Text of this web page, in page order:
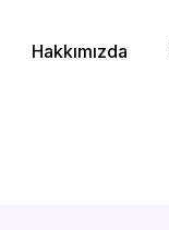
Hakkımızda